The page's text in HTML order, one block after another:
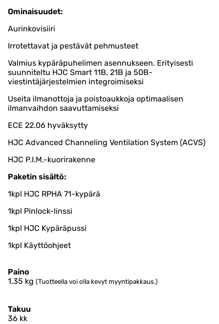
Ominaisuudet:
Aurinkovisiiri
Irrotettavat ja pestävät pehmusteet
Valmius kypäräpuhelimen asennukseen. Erityisesti
suunniteltu HJC Smart 11B, 21B ja 50B-
viestintäjärjestelmien integroimiseksi
Useita ilmanottoja ja poistoaukkoja optimaalisen
ilmanvaihdon saavuttamiseksi
ECE 22.06 hyväksytty
HJC Advanced Channeling Ventilation System (ACVS)
HJC P.I.M.-kuorirakenne
Paketin sisältö:
1kpl HJC RPHA 71-kypärä
1kpl Pinlock-linssi
1kpl HJC Kypäräpussi
1kpl Käyttöohjeet
Paino
1,35 kg (Tuotteella voi olla kevyt myyntipakkaus.)
Takuu
36 kk